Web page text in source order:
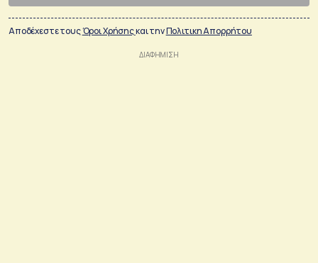
Αποδέχεστε τουςΌροι Χρήσηςκαι τηνΠολιτικη Απορρήτου